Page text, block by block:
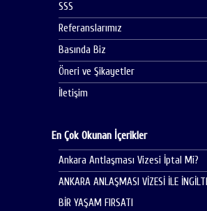
SSS
Referanslarımız
Basında Biz
Öneri ve Şikayetler
İletişim
En Çok Okunan İçerikler
Ankara Antlaşması Vizesi İptal Mi?
ANKARA ANLAŞMASI VİZESİ İLE
BİR YAŞAM FIRSATI